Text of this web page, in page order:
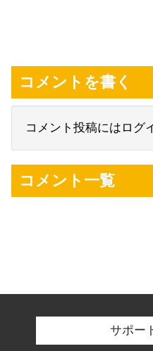
コメントを書く
コメント投稿にはログ
コメント一覧
サポー